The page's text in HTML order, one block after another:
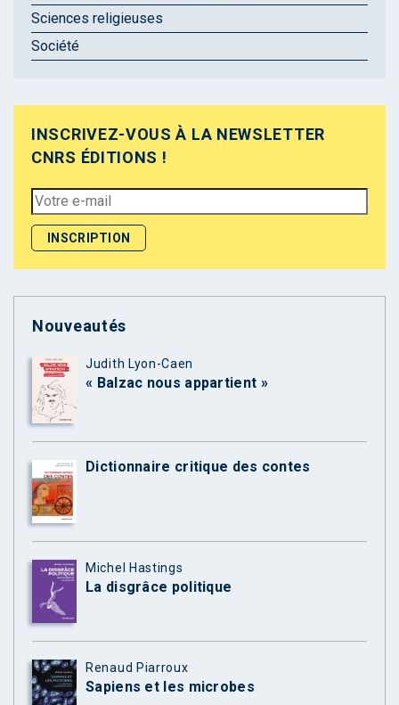
Sciences religieuses
Société
INSCRIVEZ-VOUS À LA NEWSLETTER
CNRS ÉDITIONS !
Nouveautés
Judith Lyon-Caen
« Balzac nous appartient »
Dictionnaire critique des contes
Michel Hastings
La disgrâce politique
Renaud Piarroux
Sapiens et les microbes